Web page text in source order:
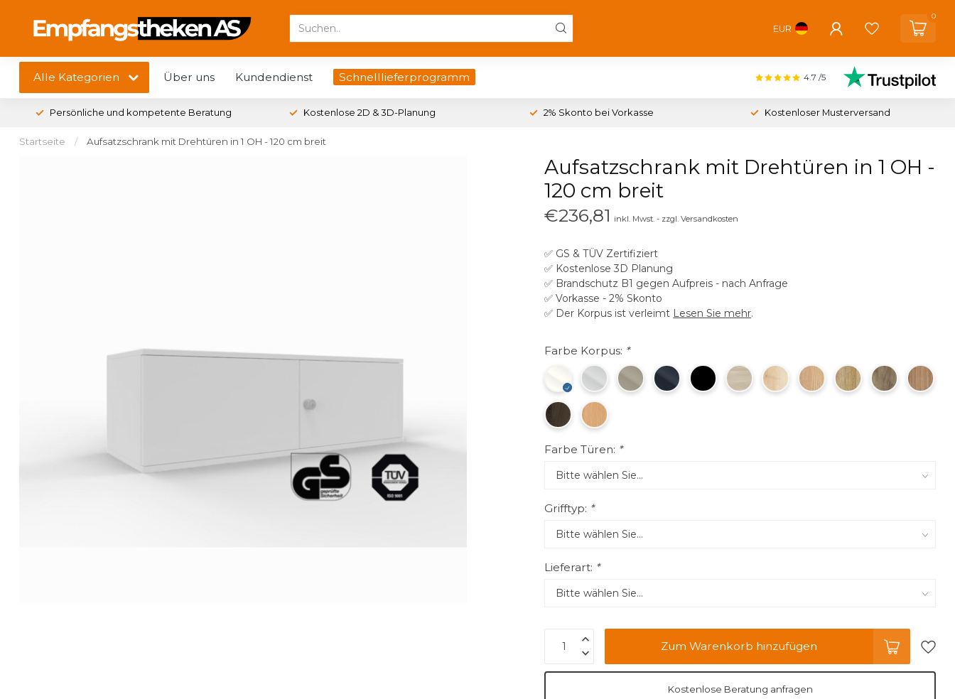
EUR
0
Alle Kategorien Über uns Kundendienst Schnelllieferprogramm 4.7 /5
Persönliche und kompetente Beratung Kostenlose 2D & 3D-Planung 2% Skonto bei Vorkasse Kostenloser Musterversand
Startseite / Aufsatzschrank mit Drehtüren in 1 OH - 120 cm breit
Aufsatzschrank mit Drehtüren in 1 OH -
120 cm breit
€236,81 inkl. Mwst. - zzgl. Versandkosten
✅ GS & TÜV Zertifiziert
✅ Kostenlose 3D Planung
✅ Brandschutz B1 gegen Aufpreis - nach Anfrage
✅ Vorkasse - 2% Skonto
✅ Der Korpus ist verleimt Lesen Sie mehr.
Farbe Korpus: *
Farbe Türen: *
Grifftyp: *
Lieferart: *
Zum Warenkorb hinzufügen
Kostenlose Beratung anfragen